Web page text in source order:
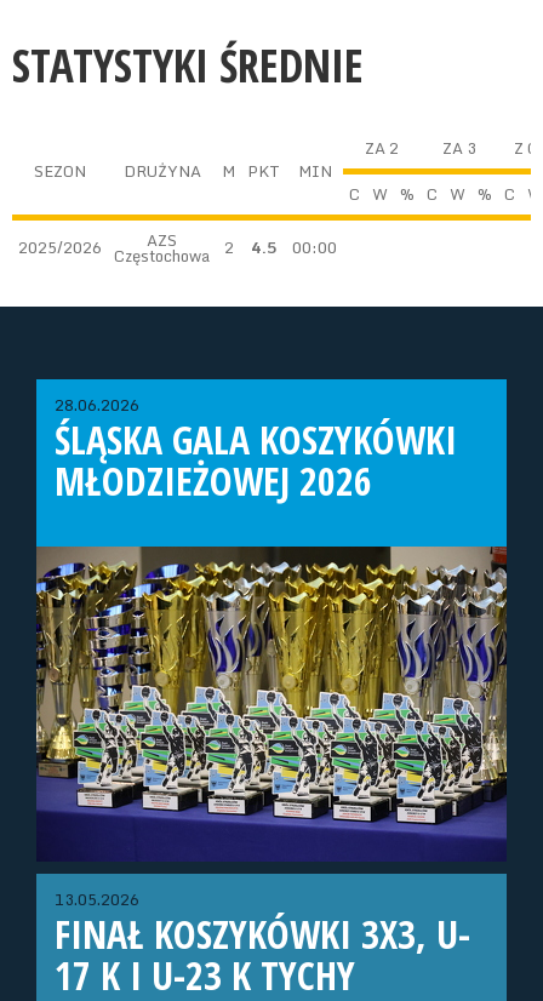
STATYSTYKI ŚREDNIE
SEZON DRUŻYNA M PKT MIN
ZA 2 ZA 3
Z
C W % C W % C W
2025/2026
AZS
Częstochowa 2 4.5 00:00
28.06.2026
ŚLĄSKA GALA KOSZYKÓWKI
MŁODZIEŻOWEJ 2026
13.05.2026
FINAŁ KOSZYKÓWKI 3X3, U-
17 K I U-23 K TYCHY